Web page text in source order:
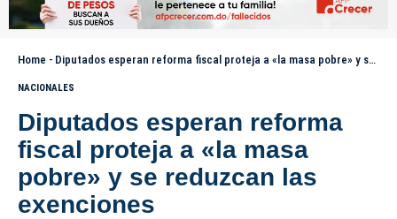
Home - Diputados esperan reforma fiscal proteja a «la masa pobre» y se reduzcan las exenciones
NACIONALES
Diputados esperan reforma
fiscal proteja a «la masa
pobre» y se reduzcan las
exenciones